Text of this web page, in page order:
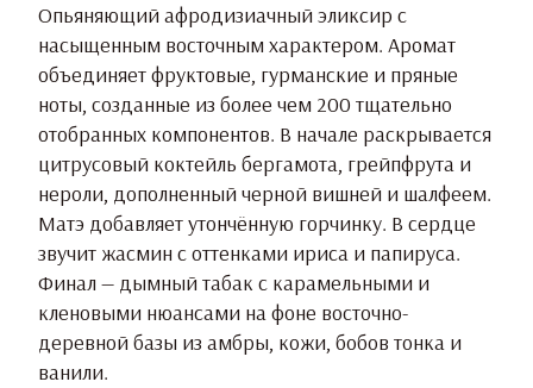
Опьяняющий афродизиачный эликсир с
насыщенным восточным характером. Аромат
объединяет фруктовые, гурманские и пряные
ноты, созданные из более чем 200 тщательно
отобранных компонентов. В начале раскрывается
цитрусовый коктейль бергамота, грейпфрута и
нероли, дополненный черной вишней и шалфеем.
Матэ добавляет утончённую горчинку. В сердце
звучит жасмин с оттенками ириса и папируса.
Финал — дымный табак с карамельными и
кленовыми нюансами на фоне восточно-
деревной базы из амбры, кожи, бобов тонка и
ванили.